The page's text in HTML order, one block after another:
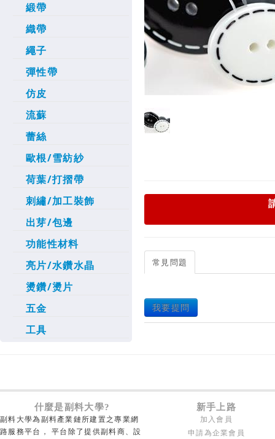
緞帶
織帶
繩子
彈性帶
仿皮
流蘇
蕾絲
歐根/雪紡紗
荷葉/打摺帶
刺繡/加工裝飾
出芽/包邊
功能性材料
亮片/水鑽水晶
燙鑽/燙片
五金
工具
常見問題
我要提問
什麼是副料大學? 新手上路
副料大學為副料產業鏈所建置之專業網
路服務平台， 平台除了提供副料商、設
加入會員
申請為企業會員